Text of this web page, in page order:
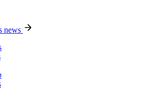
news